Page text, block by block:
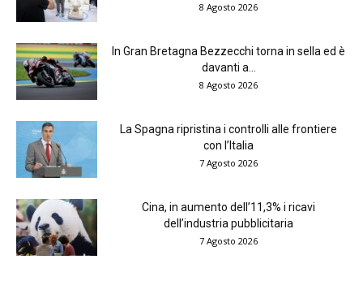
8 Agosto 2026
In Gran Bretagna Bezzecchi torna in sella ed è
davanti a...
8 Agosto 2026
La Spagna ripristina i controlli alle frontiere
con l’Italia
7 Agosto 2026
Cina, in aumento dell’11,3% i ricavi
dell’industria pubblicitaria
7 Agosto 2026